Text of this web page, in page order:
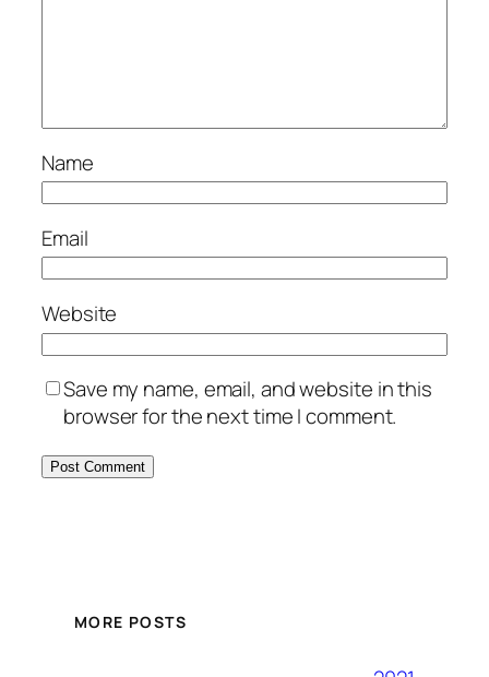
Name
Email
Website
Save my name, email, and website in this
browser for the next time I comment.
MORE POSTS